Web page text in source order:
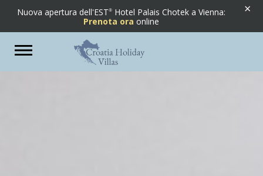
×
Nuova apertura dell'EST
Hotel Palais Chotek a Vienna:
Prenota ora online
Toggle
navigation